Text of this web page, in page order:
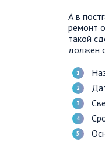
А в
ремонт
такой
должен